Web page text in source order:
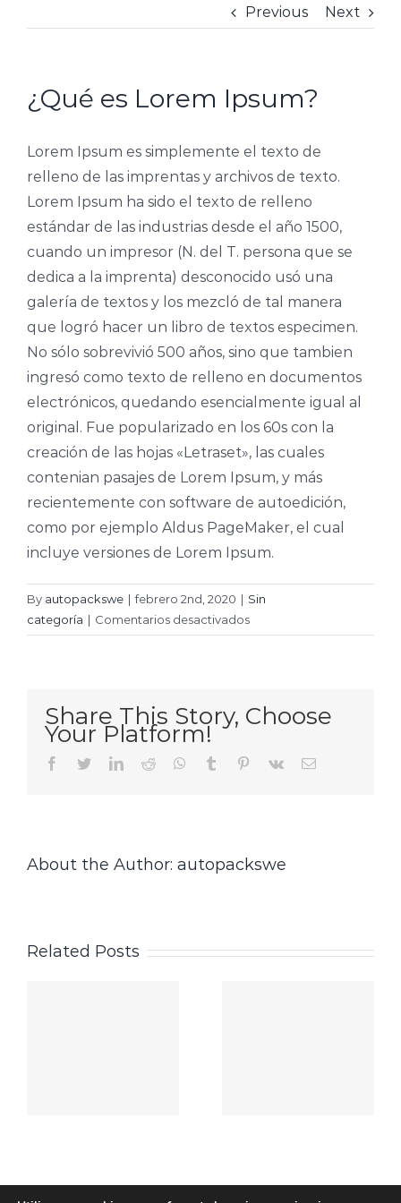
Previous Next
¿Qué es Lorem Ipsum?
Lorem Ipsum es simplemente el texto de
relleno de las imprentas y archivos de texto.
Lorem Ipsum ha sido el texto de relleno
estándar de las industrias desde el año 1500,
cuando un impresor (N. del T. persona que se
dedica a la imprenta) desconocido usó una
galería de textos y los mezcló de tal manera
que logró hacer un libro de textos especimen.
No sólo sobrevivió 500 años, sino que tambien
ingresó como texto de relleno en documentos
electrónicos, quedando esencialmente igual al
original. Fue popularizado en los 60s con la
creación de las hojas «Letraset», las cuales
contenian pasajes de Lorem Ipsum, y más
recientemente con software de autoedición,
como por ejemplo Aldus PageMaker, el cual
incluye versiones de Lorem Ipsum.
By autopackswe | febrero 2nd, 2020 | Sin
categoría | Comentarios desactivadosen
¿Qué
Share This Story, Choose
Your Platform!
facebooktwitterlinkedinreddit whatsapp
tumblr pinterest
vk Email
About the Author: autopackswe
Related Posts